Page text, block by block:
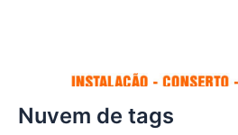
Nuvem de tags